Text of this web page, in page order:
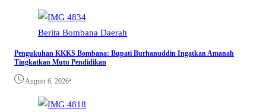
Berita Bombana Daerah
Pengukuhan KKKS Bombana: Bupati Burhanuddin Ingatkan Amanah
Tingkatkan Mutu Pendidikan
August 6, 2026•